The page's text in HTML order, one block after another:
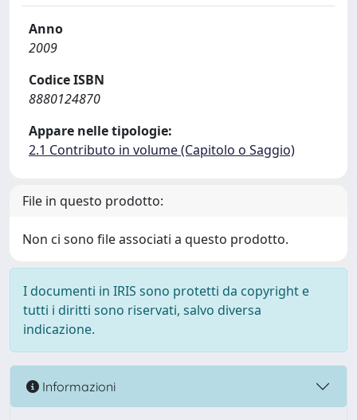
Anno
2009
Codice ISBN
8880124870
Appare nelle tipologie:
2.1 Contributo in volume (Capitolo o Saggio)
File in questo prodotto:
Non ci sono file associati a questo prodotto.
I documenti in IRIS sono protetti da copyright e
tutti i diritti sono riservati, salvo diversa
indicazione.
Informazioni